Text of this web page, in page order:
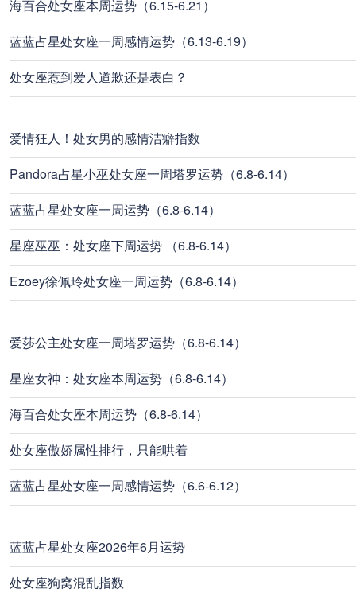
海百合处女座本周运势（6.15-6.21）
蓝蓝占星处女座一周感情运势（6.13-6.19）
处女座惹到爱人道歉还是表白？
爱情狂人！处女男的感情洁癖指数
Pandora占星小巫处女座一周塔罗运势（6.8-6.14）
蓝蓝占星处女座一周运势（6.8-6.14）
星座巫巫：处女座下周运势 （6.8-6.14）
Ezoey徐佩玲处女座一周运势（6.8-6.14）
爱莎公主处女座一周塔罗运势（6.8-6.14）
星座女神：处女座本周运势（6.8-6.14）
海百合处女座本周运势（6.8-6.14）
处女座傲娇属性排行，只能哄着
蓝蓝占星处女座一周感情运势（6.6-6.12）
蓝蓝占星处女座2026年6月运势
处女座狗窝混乱指数